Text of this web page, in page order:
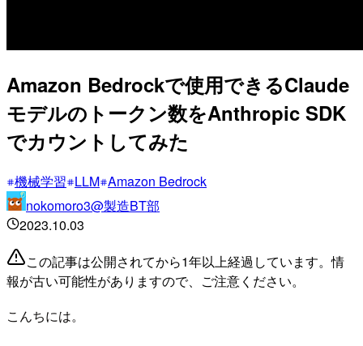
Amazon Bedrockで使用できるClaude
モデルのトークン数をAnthropic SDK
でカウントしてみた
機械学習 LLM Amazon Bedrock
nokomoro3@製造BT部
2023.10.03
この記事は公開されてから1年以上経過しています。情
報が古い可能性がありますので、ご注意ください。
こんちには。